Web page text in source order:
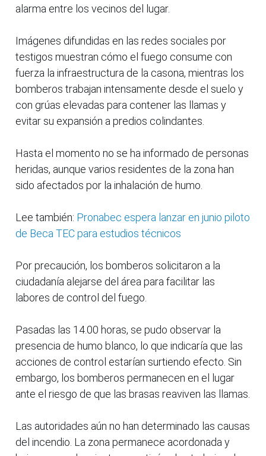
alarma entre los vecinos del lugar.
Imágenes difundidas en las redes sociales por
testigos muestran cómo el fuego consume con
fuerza la infraestructura de la casona, mientras los
bomberos trabajan intensamente desde el suelo y
con grúas elevadas para contener las llamas y
evitar su expansión a predios colindantes.
Hasta el momento no se ha informado de personas
heridas, aunque varios residentes de la zona han
sido afectados por la inhalación de humo.
Lee también: Pronabec espera lanzar en junio piloto
de Beca TEC para estudios técnicos
Por precaución, los bomberos solicitaron a la
ciudadanía alejarse del área para facilitar las
labores de control del fuego.
Pasadas las 14.00 horas, se pudo observar la
presencia de humo blanco, lo que indicaría que las
acciones de control estarían surtiendo efecto. Sin
embargo, los bomberos permanecen en el lugar
ante el riesgo de que las brasas reaviven las llamas.
Las autoridades aún no han determinado las causas
del incendio. La zona permanece acordonada y